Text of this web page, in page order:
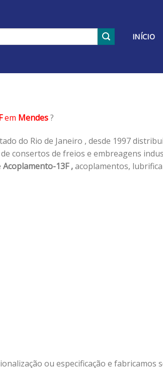
INÍCIO
em Mendes?
do Rio de Janeiro , desde 1997
consertos de freios e embreagens
Acoplamento-13F ,acoplamentos,
ou especificação e fabricamos